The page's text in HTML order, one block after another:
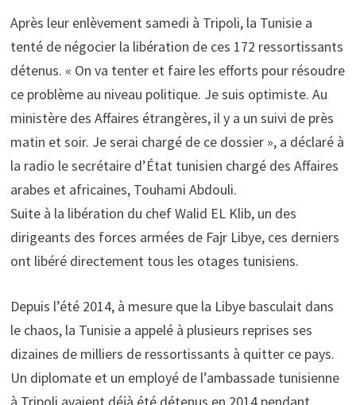
Après leur enlèvement samedi à Tripoli, la Tunisie a
tenté de négocier la libération de ces 172 ressortissants
détenus. « On va tenter et faire les efforts pour résoudre
ce problème au niveau politique. Je suis optimiste. Au
ministère des Affaires étrangères, il y a un suivi de près
matin et soir. Je serai chargé de ce dossier », a déclaré à
la radio le secrétaire d’État tunisien chargé des Affaires
arabes et africaines, Touhami Abdouli.
Suite à la libération du chef Walid EL Klib, un des
dirigeants des forces armées de Fajr Libye, ces derniers
ont libéré directement tous les otages tunisiens.
Depuis l’été 2014, à mesure que la Libye basculait dans
le chaos, la Tunisie a appelé à plusieurs reprises ses
dizaines de milliers de ressortissants à quitter ce pays.
Un diplomate et un employé de l’ambassade tunisienne